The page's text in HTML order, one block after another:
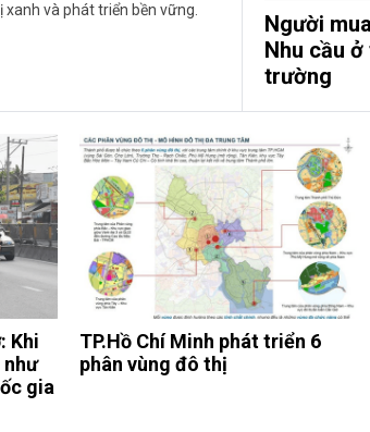
và phát triển bền vững.
Người
Nhu cầu
trường
Khi
như
gia
TP.Hồ Chí Minh phát triển 6
phân vùng đô thị